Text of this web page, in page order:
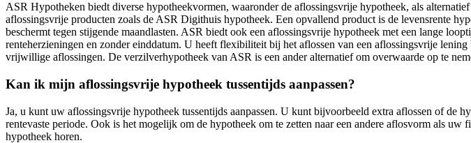
ASR Hypotheken biedt diverse hypotheekvormen, waaronder de aflossingsvrije hypotheek, als
aflossingsvrije producten zoals de ASR Digithuis hypotheek. Een opvallend product is de levensrente
beschermt tegen stijgende maandlasten. ASR biedt ook een aflossingsvrije hypotheek met een lange
renteherzieningen en zonder einddatum. U heeft flexibiliteit bij het aflossen van een aflossingsvrije
vrijwillige aflossingen. De verzilverhypotheek van ASR is een ander alternatief om overwaarde op te
Kan ik mijn aflossingsvrije hypotheek tussentijds aanpassen?
Ja, u kunt uw aflossingsvrije hypotheek tussentijds aanpassen. U kunt bijvoorbeeld extra aflossen of de
rentevaste periode. Ook is het mogelijk om de hypotheek om te zetten naar een andere aflosvorm als
hypotheek horen.